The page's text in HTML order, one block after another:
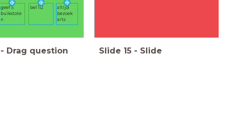
geef 5
buikstote
n
bel 112
altijd
bezoek
arts
- Drag question Slide 15 - Slide